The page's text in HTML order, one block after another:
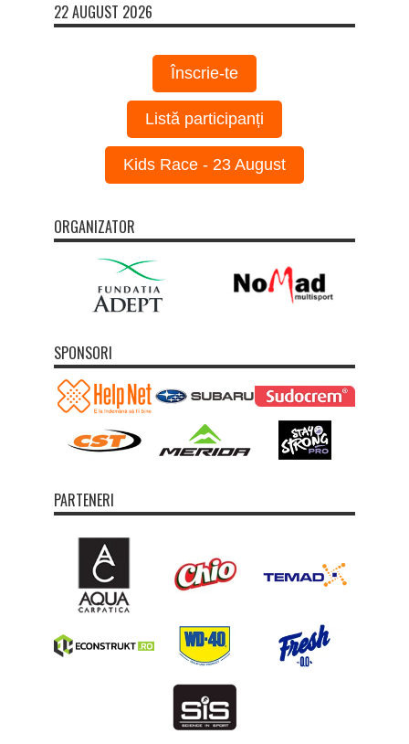
22 AUGUST 2026
Înscrie-te
Listă participanți
Kids Race - 23 August
ORGANIZATOR
SPONSORI
PARTENERI